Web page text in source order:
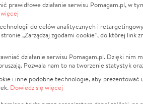
cookie
Opinie
Raporty
Za darmo
Dla NGO
Fundacja Pomagam.pl
działanie serwisu Pomagam.pl, w
do celów analitycznych i
„Zarządzaj zgodami cookie”, do której link
działanie serwisu Pomagam.pl. Dzięki nim
Pozwala nam to na tworzenie statystyk
i inne podobne technologie, aby
Dowiedz się więcej